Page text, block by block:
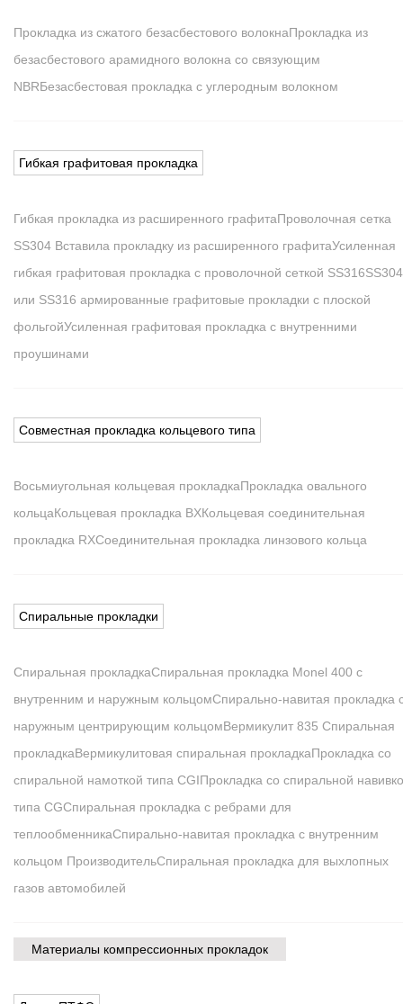
Прокладка из сжатого безасбестового волокнаПрокладка из
безасбестового арамидного волокна со связующим
NBRБезасбестовая прокладка с углеродным волокном
Гибкая графитовая прокладка
Гибкая прокладка из расширенного графитаПроволочная сетка
SS304 Вставила прокладку из расширенного графитаУсиленная
гибкая графитовая прокладка с проволочной сеткой SS316SS304
или SS316 армированные графитовые прокладки с плоской
фольгойУсиленная графитовая прокладка с внутренними
проушинами
Совместная прокладка кольцевого типа
Восьмиугольная кольцевая прокладкаПрокладка овального
кольцаКольцевая прокладка BXКольцевая соединительная
прокладка RXСоединительная прокладка линзового кольца
Спиральные прокладки
Спиральная прокладкаСпиральная прокладка Monel 400 с
внутренним и наружным кольцомСпирально-навитая прокладка
наружным центрирующим кольцомВермикулит 835 Спиральная
прокладкаВермикулитовая спиральная прокладкаПрокладка со
спиральной намоткой типа CGIПрокладка со спиральной
типа CGСпиральная прокладка с ребрами для
теплообменникаСпирально-навитая прокладка с внутренним
кольцом ПроизводительСпиральная прокладка для выхлопных
газов автомобилей
Материалы компрессионных прокладок